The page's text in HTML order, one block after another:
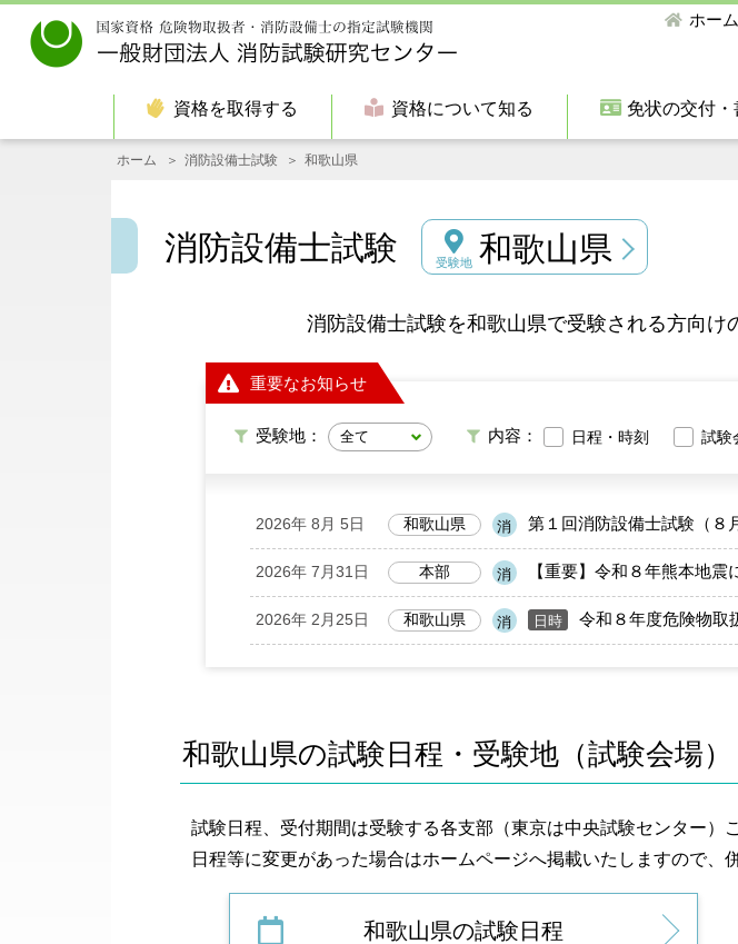
ホーム
資格を取得する 資格について知る 免状の交付・
ホーム 消防設備士試験 和歌山県
消防設備士試験 受験地 和歌山県
消防設備士試験を和歌山県で受験される方向け
重要なお知らせ
受験地： 内容： 日程・時刻 試験
2026年 8月 5日 和歌山県 消 第１回消防設備士試験（８
2026年 7月31日 本部 消 【重要】令和８年熊本地
2026年 2月25日 和歌山県 消 日時 令和８年度危険物取
和歌山県の試験日程・受験地（試験会場）
試験日程、受付期間は受験する各支部（東京は中央試験センター
日程等に変更があった場合はホームページへ掲載いたしますので、
和歌山県の試験日程